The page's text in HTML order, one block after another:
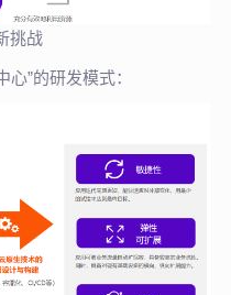
挑战
心”的研发模式：